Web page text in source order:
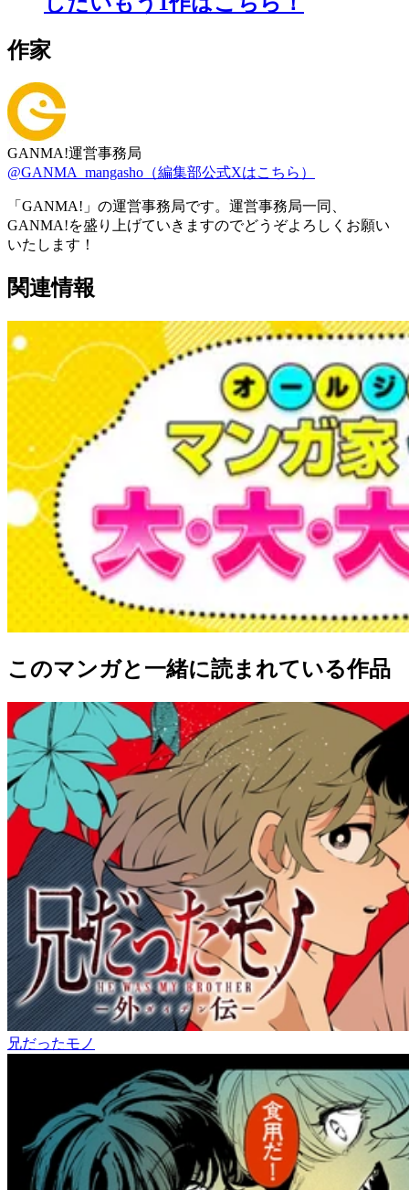
作家
GANMA!運営事務局
@GANMA_mangasho（編集部公式Xはこちら）
「GANMA!」の運営事務局です。運営事務局一同、
GANMA!を盛り上げていきますのでどうぞよろしくお願い
いたします！
関連情報
このマンガと一緒に読まれている作品
兄だったモノ